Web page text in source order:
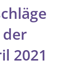
2021